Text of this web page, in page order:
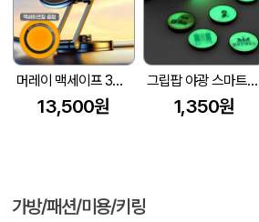
머레이 맥세이프 360도 회전 스마트폰거치대 Circle-M + 맥세이프 링
13,500원
그립팝 야광 스마트폰 거치대
1,350원
가방/패션/미용/키링